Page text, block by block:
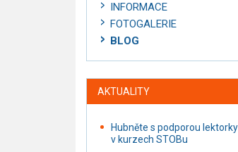
INFORMACE
FOTOGALERIE
BLOG
AKTUALITY
Hubněte s podporou
v kurzech STOBu